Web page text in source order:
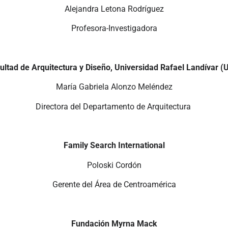
Alejandra Letona Rodríguez
Profesora-Investigadora
de Arquitectura y Diseño, Universidad Rafael Landívar
María Gabriela Alonzo Meléndez
Directora del Departamento de Arquitectura
Family Search International
Poloski Cordón
Gerente del Área de Centroamérica
Fundación Myrna Mack